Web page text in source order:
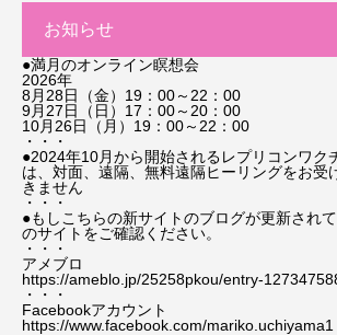
お知らせ
●満月のオンライン瞑想会
2026年
8月28日（金）19：00～22：00
9月27日（日）17：00～20：00
10月26日（月）19：00～22：00
・・・
●2024年10月から開始されるレプリコンワク
は、対面、遠隔、無料遠隔ヒーリングをお受
きません
・・・
●もしこちらの新サイトのブログが更新され
のサイトをご確認ください。
・・・
アメブロ
https://ameblo.jp/25258pkou/entry-
・・・
Facebookアカウント
https://www.facebook.com/mariko.uchiyama1